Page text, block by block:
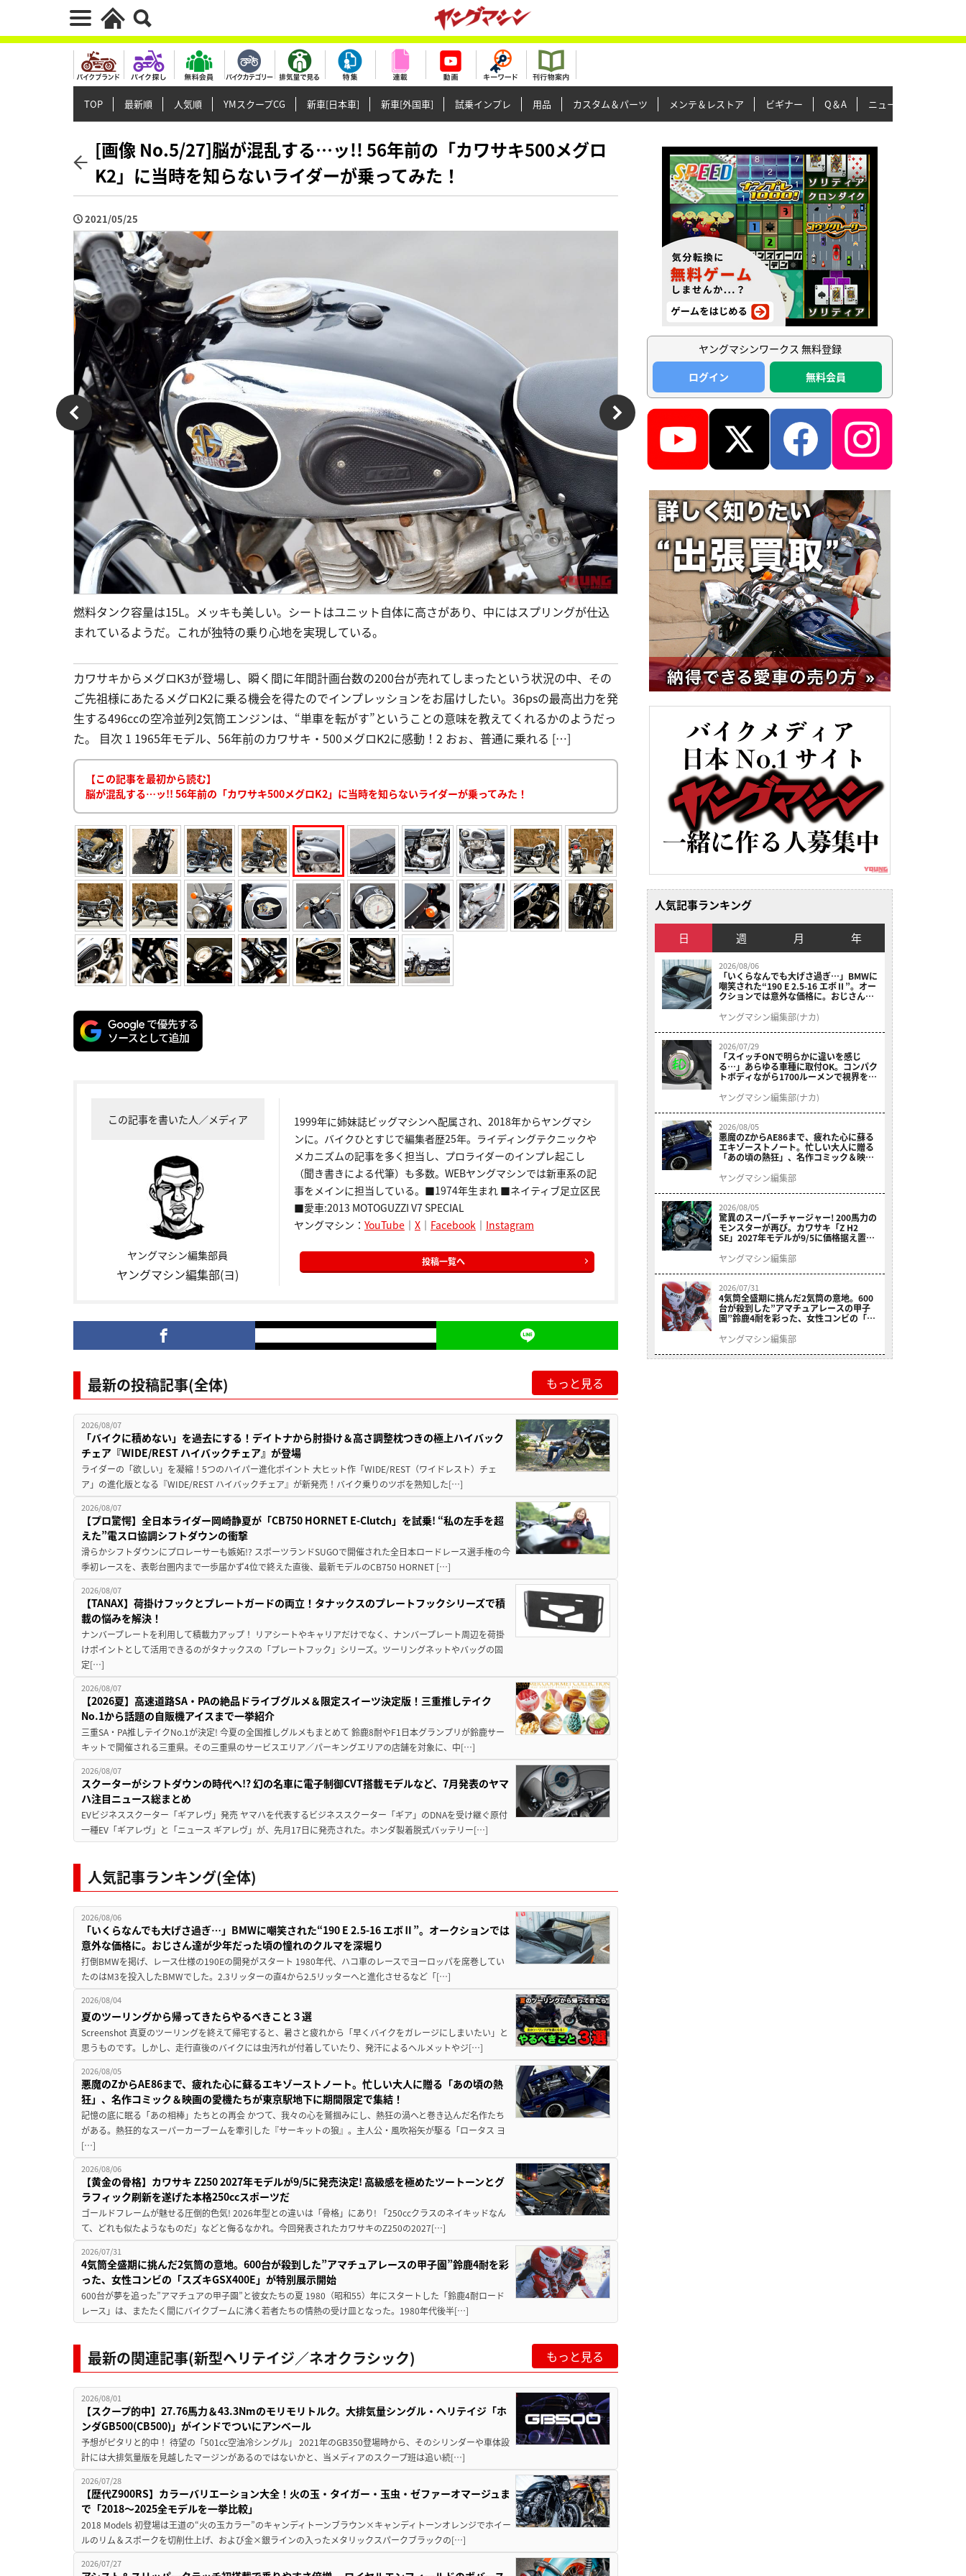
TOP 最新順 人気順 YMスクープCG 新車[日本車] 新車[外国車] 試乗インプレ 用品 カスタム＆パーツ メンテ＆レストア ビギナー Q＆A ニュース＆トピックス
[画像 No.5/27]脳が混乱する…ッ!! 56年前の「カワサキ500メグロ
K2」に当時を知らないライダーが乗ってみた！
2021/05/25
燃料タンク容量は15L。メッキも美しい。シートはユニット自体に高さがあり、中にはスプリングが仕込
まれているようだ。これが独特の乗り心地を実現している。
カワサキからメグロK3が登場し、瞬く間に年間計画台数の200台が売れてしまったという状況の中、その
ご先祖様にあたるメグロK2に乗る機会を得たのでインプレッションをお届けしたい。36psの最高出力を発
生する496ccの空冷並列2気筒エンジンは、“単車を転がす”ということの意味を教えてくれるかのようだっ
た。 目次 1 1965年モデル、56年前のカワサキ・500メグロK2に感動！2 おぉ、普通に乗れる […]
【この記事を最初から読む】
脳が混乱する…ッ!! 56年前の「カワサキ500メグロK2」に当時を知らないライダーが乗ってみた！
この記事を書いた人／メディア
ヤングマシン編集部員
ヤングマシン編集部(ヨ)
1999年に姉妹誌ビッグマシンへ配属され、2018年からヤングマシ
ンに。バイクひとすじで編集者歴25年。ライディングテクニックや
メカニズムの記事を多く担当し、プロライダーのインプレ起こし
（聞き書きによる代筆）も多数。WEBヤングマシンでは新車系の記
事をメインに担当している。■1974年生まれ ■ネイティブ足立区民
■愛車:2013 MOTOGUZZI V7 SPECIAL
ヤングマシン： YouTube｜ X｜ Facebook ｜ Instagram
投稿一覧へ
最新の投稿記事(全体) もっと見る
2026/08/07
「バイクに積めない」を過去にする！デイトナから肘掛け＆高さ調整枕つきの極上ハイバック
チェア『WIDE/REST ハイバックチェア』が登場
ライダーの「欲しい」を凝縮！5つのハイパー進化ポイント 大ヒット作「WIDE/REST（ワイドレスト）チェ
ア」の進化版となる『WIDE/REST ハイバックチェア』が新発売！バイク乗りのツボを熟知した[…]
2026/08/07
【プロ驚愕】全日本ライダー岡崎静夏が「CB750 HORNET E-Clutch」を試乗! “私の左手を超
えた”電スロ協調シフトダウンの衝撃
滑らかシフトダウンにプロレーサーも嫉妬!? スポーツランドSUGOで開催された全日本ロードレース選手権の今
季初レースを、表彰台圏内まで一歩届かず4位で終えた直後、最新モデルのCB750 HORNET […]
2026/08/07
【TANAX】荷掛けフックとプレートガードの両立！タナックスのプレートフックシリーズで積
載の悩みを解決！
ナンバープレートを利用して積載力アップ！ リアシートやキャリアだけでなく、ナンバープレート周辺を荷掛
けポイントとして活用できるのがタナックスの「プレートフック」シリーズ。ツーリングネットやバッグの固
定[…]
2026/08/07
【2026夏】高速道路SA・PAの絶品ドライブグルメ＆限定スイーツ決定版！三重推しテイク
No.1から話題の自販機アイスまで一挙紹介
三重SA・PA推しテイクNo.1が決定! 今夏の全国推しグルメもまとめて 鈴鹿8耐やF1日本グランプリが鈴鹿サー
キットで開催される三重県。その三重県のサービスエリア／パーキングエリアの店舗を対象に、中[…]
2026/08/07
スクーターがシフトダウンの時代へ!? 幻の名車に電子制御CVT搭載モデルなど、7月発表のヤマ
ハ注目ニュース総まとめ
EVビジネススクーター「ギアレヴ」発売 ヤマハを代表するビジネススクーター「ギア」のDNAを受け継ぐ原付
一種EV「ギアレヴ」と「ニュース ギアレヴ」が、先月17日に発売された。ホンダ製着脱式バッテリー[…]
人気記事ランキング(全体)
2026/08/06
「いくらなんでも大げさ過ぎ…」BMWに嘲笑された“190 E 2.5-16 エボⅡ”。オークションでは
意外な価格に。おじさん達が少年だった頃の憧れのクルマを深堀り
打倒BMWを掲げ、レース仕様の190Eの開発がスタート 1980年代、ハコ車のレースでヨーロッパを席巻してい
たのはM3を投入したBMWでした。2.3リッターの直4から2.5リッターへと進化させるなど「[…]
2026/08/04
夏のツーリングから帰ってきたらやるべきこと３選
Screenshot 真夏のツーリングを終えて帰宅すると、暑さと疲れから「早くバイクをガレージにしまいたい」と
思うものです。しかし、走行直後のバイクには虫汚れが付着していたり、発汗によるヘルメットやジ[…]
2026/08/05
悪魔のZからAE86まで、疲れた心に蘇るエキゾーストノート。忙しい大人に贈る「あの頃の熱
狂」、名作コミック＆映画の愛機たちが東京駅地下に期間限定で集結！
記憶の底に眠る「あの相棒」たちとの再会 かつて、我々の心を鷲掴みにし、熱狂の渦へと巻き込んだ名作たち
がある。熱狂的なスーパーカーブームを牽引した『サーキットの狼』。主人公・風吹裕矢が駆る「ロータス ヨ
[…]
2026/08/06
【黄金の骨格】カワサキ Z250 2027年モデルが9/5に発売決定! 高級感を極めたツートーンとグ
ラフィック刷新を遂げた本格250ccスポーツだ
ゴールドフレームが魅せる圧倒的色気! 2026年型との違いは「骨格」にあり! 「250ccクラスのネイキッドなん
て、どれも似たようなものだ」などと侮るなかれ。今回発表されたカワサキのZ250の2027[…]
2026/07/31
4気筒全盛期に挑んだ2気筒の意地。600台が殺到した”アマチュアレースの甲子園”鈴鹿4耐を彩
った、女性コンビの「スズキGSX400E」が特別展示開始
600台が夢を追った”アマチュアの甲子園”と彼女たちの夏 1980（昭和55）年にスタートした「鈴鹿4耐ロード
レース」は、またたく間にバイクブームに沸く若者たちの情熱の受け皿となった。1980年代後半[…]
最新の関連記事(新型ヘリテイジ／ネオクラシック) もっと見る
2026/08/01
【スクープ的中】27.76馬力＆43.3Nmのモリモリトルク。大排気量シングル・ヘリテイジ「ホ
ンダGB500(CB500)」がインドでついにアンベール
予想がピタリと的中！ 待望の「501cc空油冷シングル」 2021年のGB350登場時から、そのシリンダーや車体設
計には大排気量版を見越したマージンがあるのではないかと、当メディアのスクープ班は追い続[…]
2026/07/28
【歴代Z900RS】カラーバリエーション大全！火の玉・タイガー・玉虫・ゼファーオマージュま
で「2018〜2025全モデルを一挙比較」
2018 Models 初登場は王道の“火の玉カラー”のキャンディトーンブラウン×キャンディトーンオレンジでホイー
ルのリム＆スポークを切削仕上げ、および金×銀ラインの入ったメタリックスパークブラックの[…]
2026/07/27
ヤングマシンワークス 無料登録
ログイン
無料会員
人気記事ランキング
日 週 月 年
2026/08/06
「いくらなんでも大げさ過ぎ…」BMWに
嘲笑された“190 E 2.5-16 エボⅡ”。オー
クションでは意外な価格に。おじさん達
ヤングマシン編集部(ナカ)
2026/07/29
「スイッチONで明らかに違いを感じ
る…」あらゆる車種に取付OK。コンパク
トボディながら1700ルーメンで視界を確
ニット プレシャスレイ スモール］
ヤングマシン編集部(ナカ)
2026/08/05
悪魔のZからAE86まで、疲れた心に蘇る
エキゾーストノート。忙しい大人に贈る
「あの頃の熱狂」、名作コミック＆映画
結！
ヤングマシン編集部
2026/08/05
驚異のスーパーチャージャー! 200馬力の
モンスターが再び。カワサキ「Z H2
SE」2027年モデルが9/5に価格据え置き
ヤングマシン編集部
2026/07/31
4気筒全盛期に挑んだ2気筒の意地。600
台が殺到した”アマチュアレースの甲子
園”鈴鹿4耐を彩った、女性コンビの「ス
ヤングマシン編集部